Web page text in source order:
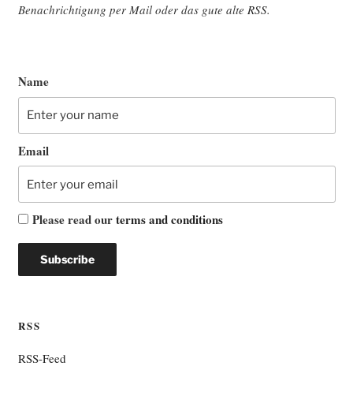
Benach­rich­ti­gung per Mail oder das gute alte RSS.
Name
Email
Please read ourterms and conditions
RSS
RSS-Feed